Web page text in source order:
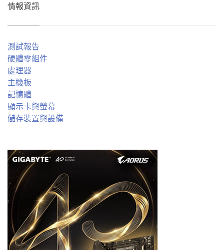
情報資訊
測試報告
硬體零組件
處理器
主機板
記憶體
顯示卡與螢幕
儲存裝置與設備